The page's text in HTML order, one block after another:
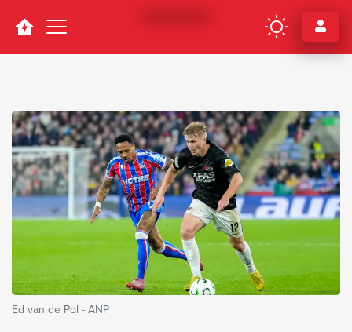
Navigation
Ed van de Pol - ANP